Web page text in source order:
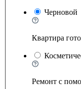
Черновой
Квартира
Ремонт с